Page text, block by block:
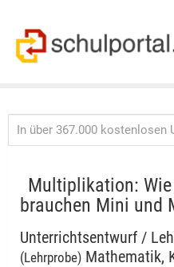
Multiplikation:
brauchen Mini und
Unterrichtsentwurf /
(Lehrprobe) Mathematik,